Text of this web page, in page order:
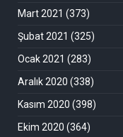
Mart 2021 (373)
Şubat 2021 (325)
Ocak 2021 (283)
Aralık 2020 (338)
Kasım 2020 (398)
Ekim 2020 (364)